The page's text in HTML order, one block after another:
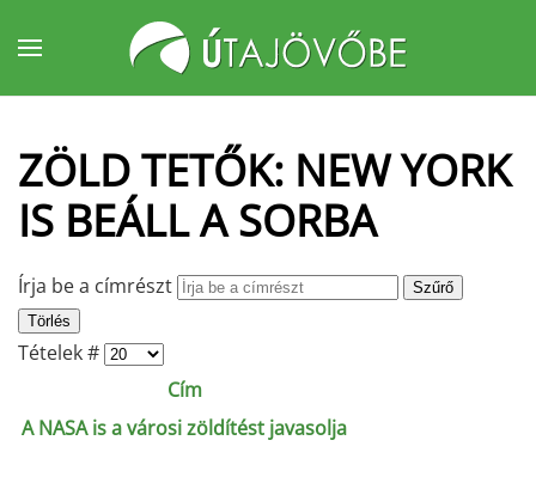
Fő tartalom átugrása
ZÖLD TETŐK: NEW YORK
IS BEÁLL A SORBA
Írja be a címrészt
Szűrő
Törlés
Tételek #
Cím
A NASA is a városi zöldítést javasolja